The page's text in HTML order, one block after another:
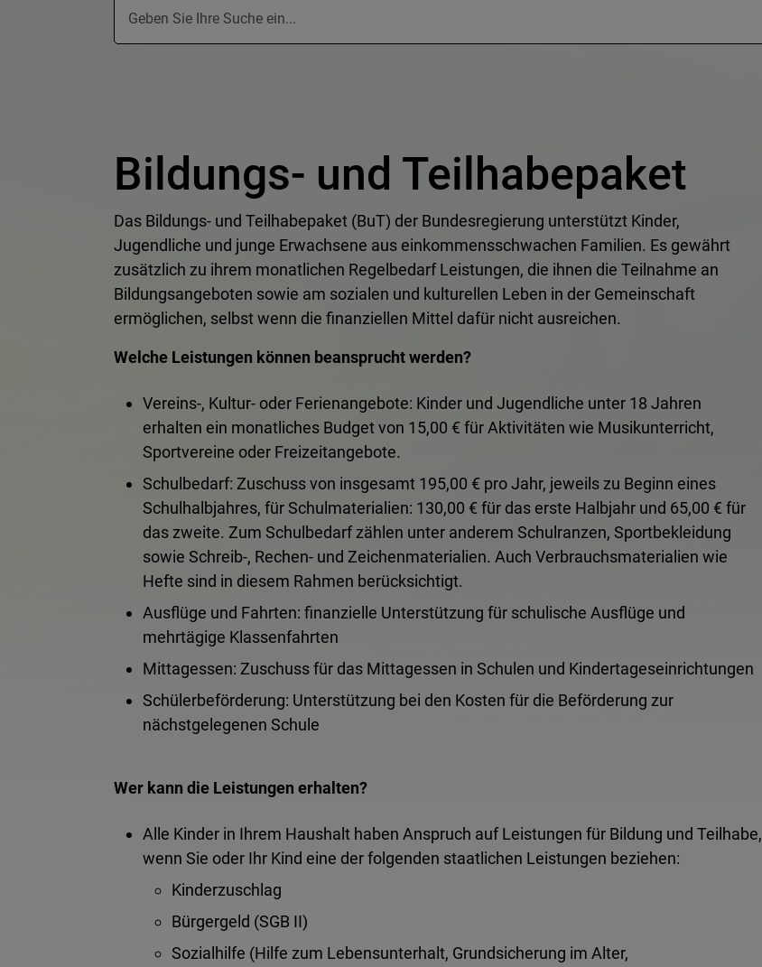
Bildungs- und Teilhabepaket
Das Bildungs- und Teilhabepaket (BuT) der Bundesregierung unterstützt Kinder,
Jugendliche und junge Erwachsene aus einkommensschwachen Familien. Es gewährt
zusätzlich zu ihrem monatlichen Regelbedarf Leistungen, die ihnen die Teilnahme an
Bildungsangeboten sowie am sozialen und kulturellen Leben in der Gemeinschaft
ermöglichen, selbst wenn die finanziellen Mittel dafür nicht ausreichen.
Welche Leistungen können beansprucht werden?
Vereins-, Kultur- oder Ferienangebote: Kinder und Jugendliche unter 18 Jahren
erhalten ein monatliches Budget von 15,00 € für Aktivitäten wie Musikunterricht,
Sportvereine oder Freizeitangebote.
Schulbedarf: Zuschuss von insgesamt 195,00 € pro Jahr, jeweils zu Beginn eines
Schulhalbjahres, für Schulmaterialien: 130,00 € für das erste Halbjahr und 65,00 € für
das zweite. Zum Schulbedarf zählen unter anderem Schulranzen, Sportbekleidung
sowie Schreib-, Rechen- und Zeichenmaterialien. Auch Verbrauchsmaterialien wie
Hefte sind in diesem Rahmen berücksichtigt.
Ausflüge und Fahrten: finanzielle Unterstützung für schulische Ausflüge und
mehrtägige Klassenfahrten
Mittagessen: Zuschuss für das Mittagessen in Schulen und Kindertageseinrichtungen
Schülerbeförderung: Unterstützung bei den Kosten für die Beförderung zur
nächstgelegenen Schule
Wer kann die Leistungen erhalten?
Alle Kinder in Ihrem Haushalt haben Anspruch auf Leistungen für Bildung und Teilhabe,
wenn Sie oder Ihr Kind eine der folgenden staatlichen Leistungen beziehen:
Kinderzuschlag
Bürgergeld (SGB II)
Sozialhilfe (Hilfe zum Lebensunterhalt, Grundsicherung im Alter,